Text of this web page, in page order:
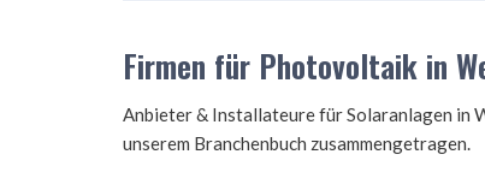
Firmen für Photovoltaik in
Anbieter & Installateure für Solaranlagen in
unserem Branchenbuch zusammengetragen.